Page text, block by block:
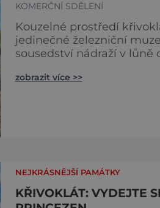
KOMERČNÍ SDĚLENÍ
Kouzelné prostředí
jedinečné železniční
sousedství nádraží v lůně
množstvím odstavných kolejí. Na
zobrazit více >>
NEJKRÁSNĚJŠÍ PAMÁTKY
KŘIVOKLÁT: VYDEJTE